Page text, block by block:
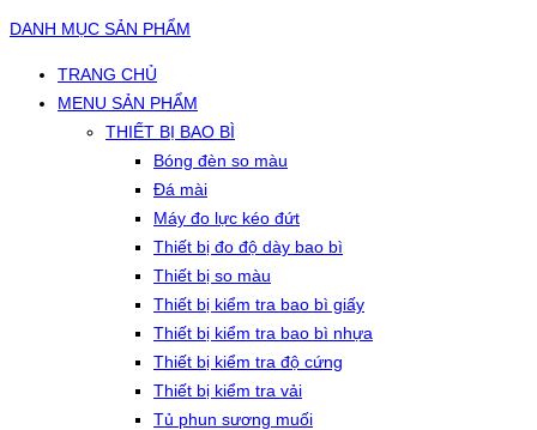
DANH MỤC SẢN PHẨM
TRANG CHỦ
MENU SẢN PHẨM
THIẾT BỊ BAO BÌ
Bóng đèn so màu
Đá mài
Máy đo lực kéo đứt
Thiết bị đo độ dày bao bì
Thiết bị so màu
Thiết bị kiểm tra bao bì giấy
Thiết bị kiểm tra bao bì nhựa
Thiết bị kiểm tra độ cứng
Thiết bị kiểm tra vải
Tủ phun sương muối